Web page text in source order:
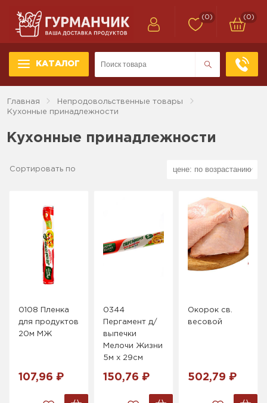
КАТАЛОГ
(0) (0)
Главная
Непродовольственные товары
Кухонные принадлежности
Кухонные принадлежности
Сортировать по
0108 Пленка
для продуктов
20м МЖ
107,96 ₽
0344
Пергамент д/
выпечки
Мелочи Жизни
5м х 29см
150,76 ₽
Окорок св.
весовой
502,79 ₽